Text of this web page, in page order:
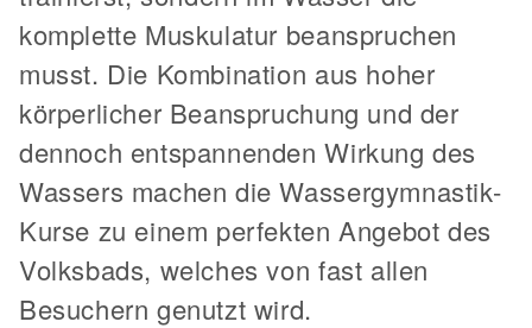
komplette Muskulatur beanspruchen
musst. Die Kombination aus hoher
körperlicher Beanspruchung und der
dennoch entspannenden Wirkung des
Wassers machen die Wassergymnastik-
Kurse zu einem perfekten Angebot des
Volksbads, welches von fast allen
Besuchern genutzt wird.